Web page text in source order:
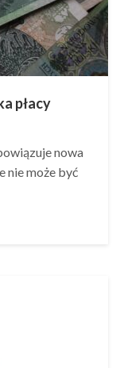
płacy
nowa
nie może być